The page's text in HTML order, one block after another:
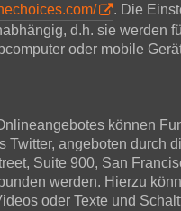
. Die
d.h. sie werden
oder mobile
können
Twitter, angeboten durch
Suite 900, San
werden. Hierzu
oder Texte und